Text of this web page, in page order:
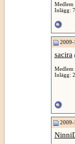
Medlem
Inlägg:
2009-
sacira
Medlem
Inlägg:
2009-